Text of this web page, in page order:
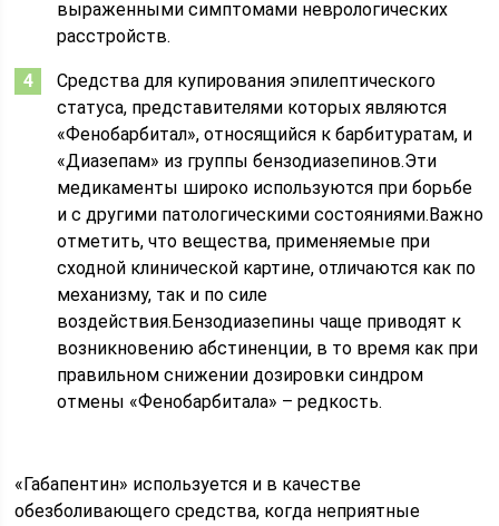
выраженными симптомами неврологических
расстройств.
Средства для купирования эпилептического
статуса, представителями которых являются
«Фенобарбитал», относящийся к барбитуратам, и
«Диазепам» из группы бензодиазепинов.Эти
медикаменты широко используются при борьбе
и с другими патологическими состояниями.Важно
отметить, что вещества, применяемые при
сходной клинической картине, отличаются как по
механизму, так и по силе
воздействия.Бензодиазепины чаще приводят к
возникновению абстиненции, в то время как при
правильном снижении дозировки синдром
отмены «Фенобарбитала» – редкость.
«Габапентин» используется и в качестве
обезболивающего средства, когда неприятные